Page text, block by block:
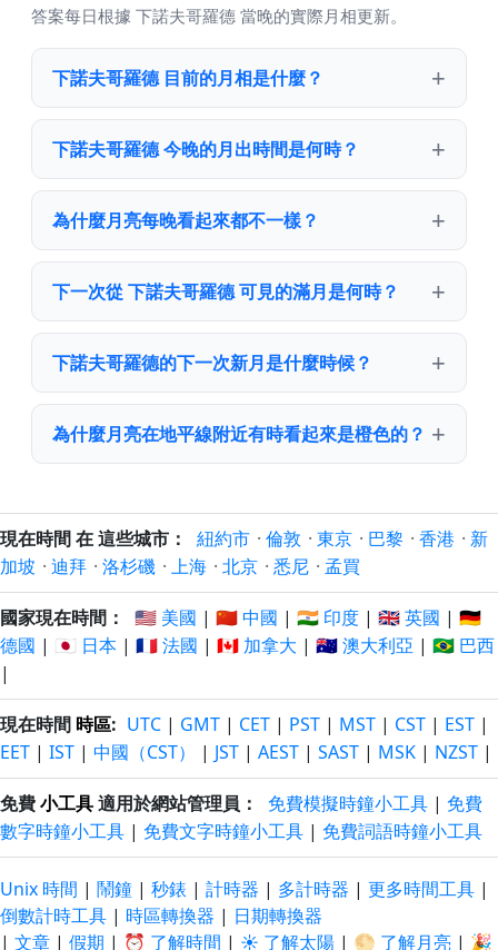
答案每日根據 下諾夫哥羅德 當晚的實際月相更新。
下諾夫哥羅德 目前的月相是什麼？
下諾夫哥羅德 今晚的月出時間是何時？
為什麼月亮每晚看起來都不一樣？
下一次從 下諾夫哥羅德 可見的滿月是何時？
下諾夫哥羅德的下一次新月是什麼時候？
為什麼月亮在地平線附近有時看起來是橙色的？
現在時間 在 這些城市： 紐約市 · 倫敦 · 東京 · 巴黎 · 香港 · 新
加坡 · 迪拜 · 洛杉磯 · 上海 · 北京 · 悉尼 · 孟買
國家現在時間： 🇺🇸 美國 | 🇨🇳 中國 | 🇮🇳 印度 | 🇬🇧 英國 | 🇩🇪
德國 | 🇯🇵 日本 | 🇫🇷 法國 | 🇨🇦 加拿大 | 🇦🇺 澳大利亞 | 🇧🇷 巴西
|
現在時間 時區: UTC | GMT | CET | PST | MST | CST | EST |
EET | IST | 中國（CST） | JST | AEST | SAST | MSK | NZST |
免費小工具適用於網站管理員： 免費模擬時鐘小工具 | 免費
數字時鐘小工具 | 免費文字時鐘小工具 | 免費詞語時鐘小工具
Unix 時間 | 鬧鐘 | 秒錶 | 計時器 | 多計時器 | 更多時間工具 |
倒數計時工具 | 時區轉換器 | 日期轉換器
| 文章 | 假期 | ⏰ 了解時間 | ☀️ 了解太陽 | 🌕 了解月亮 | 🎉